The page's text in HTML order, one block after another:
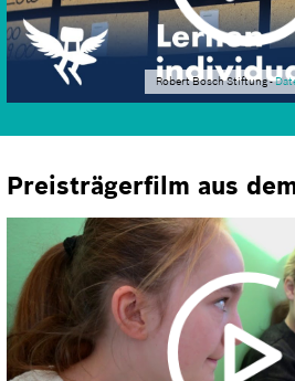
Robert Bosch Stiftung -
Preisträgerfilm aus